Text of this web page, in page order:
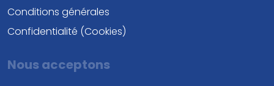
Conditions générales
Confidentialité (Cookies)
Nous acceptons